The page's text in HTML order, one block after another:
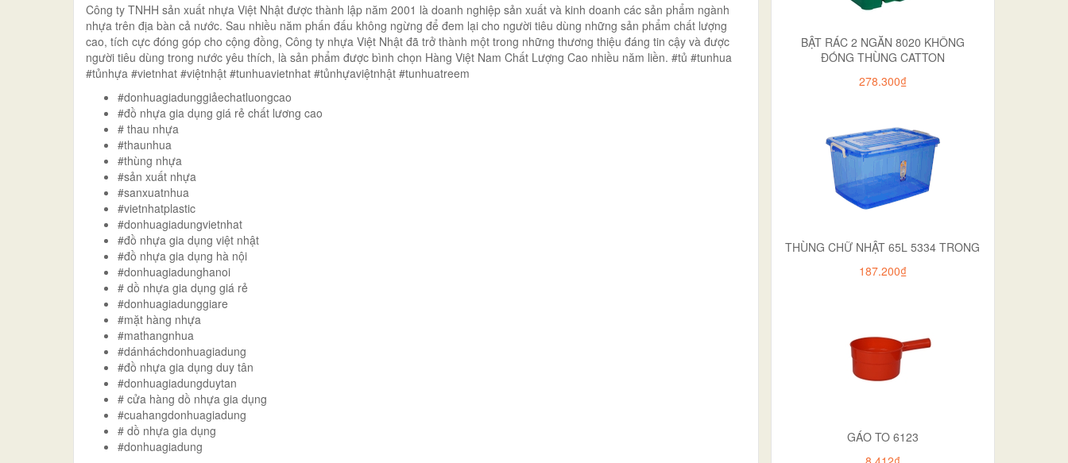
Công ty TNHH sản xuất nhựa Việt Nhật được thành lập năm 2001 là doanh nghiệp sản xuất và kinh doanh các sản phẩm ngành
nhựa trên địa bàn cả nước. Sau nhiều năm phấn đấu không ngừng để đem lại cho người tiêu dùng những sản phẩm chất lượng
cao, tích cực đóng góp cho cộng đồng, Công ty nhựa Việt Nhật đã trở thành một trong những thương thiệu đáng tin cậy và được
người tiêu dùng trong nước yêu thích, là sản phẩm được bình chọn Hàng Việt Nam Chất Lượng Cao nhiều năm liền. #tủ #tunhua
#tủnhựa #vietnhat #việtnhật #tunhuavietnhat #tủnhựaviệtnhật #tunhuatreem
#donhuagiadunggiảechatluongcao
#đồ nhựa gia dụng giá rẻ chất lương cao
# thau nhựa
#thaunhua
#thùng nhựa
#sản xuất nhựa
#sanxuatnhua
#vietnhatplastic
#donhuagiadungvietnhat
#đồ nhựa gia dụng việt nhật
#đồ nhựa gia dụng hà nội
#donhuagiadunghanoi
# dồ nhựa gia dụng giá rẻ
#donhuagiadunggiare
#mặt hàng nhựa
#mathangnhua
#dánháchdonhuagiadung
#đồ nhựa gia dụng duy tân
#donhuagiadungduytan
# cửa hàng dồ nhựa gia dụng
#cuahangdonhuagiadung
# dồ nhựa gia dụng
#donhuagiadung
BẬT RÁC 2 NGĂN 8020 KHÔNG
ĐÓNG THÙNG CATTON
278.300₫
THÙNG CHỮ NHẬT 65L 5334 TRONG
187.200₫
GÁO TO 6123